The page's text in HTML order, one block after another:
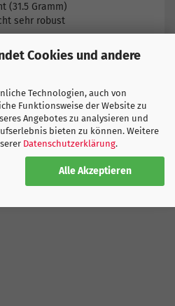
Cookies und andere
Technologien, auch von
Funktionsweise der Website zu
Angebotes zu analysieren und
bieten zu können. Weitere
Datenschutzerklärung.
Alle Akzeptieren
(31.5 Gramm)
sehr robust